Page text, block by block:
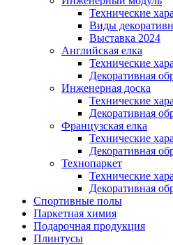
Технические
Виды
Выставка 2024
Английская елка
Технические
Декоративная
Инженерная доска
Технические
Декоративная
Французская елка
Технические
Декоративная
Технопаркет
Технические
Декоративная
Спортивные полы
Паркетная химия
Подарочная продукция
Плинтусы